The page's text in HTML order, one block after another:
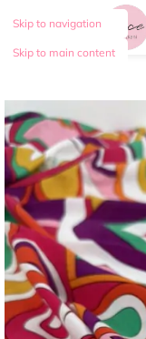
Skip to navigation
Skip to main content